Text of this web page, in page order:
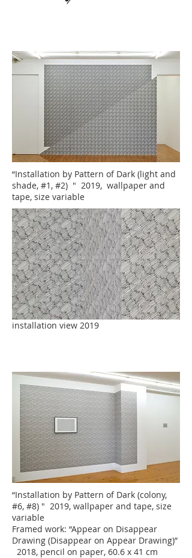
“Installation by Pattern of Dark (light and
shade, #1, #2) " 2019, wallpaper and
tape, size variable
installation view 2019
“Installation by Pattern of Dark (colony,
#6, #8) " 2019, wallpaper and tape, size
variable
Framed work: “Appear on Disappear
Drawing (Disappear on Appear Drawing)”
2018, pencil on paper, 60.6 x 41 cm